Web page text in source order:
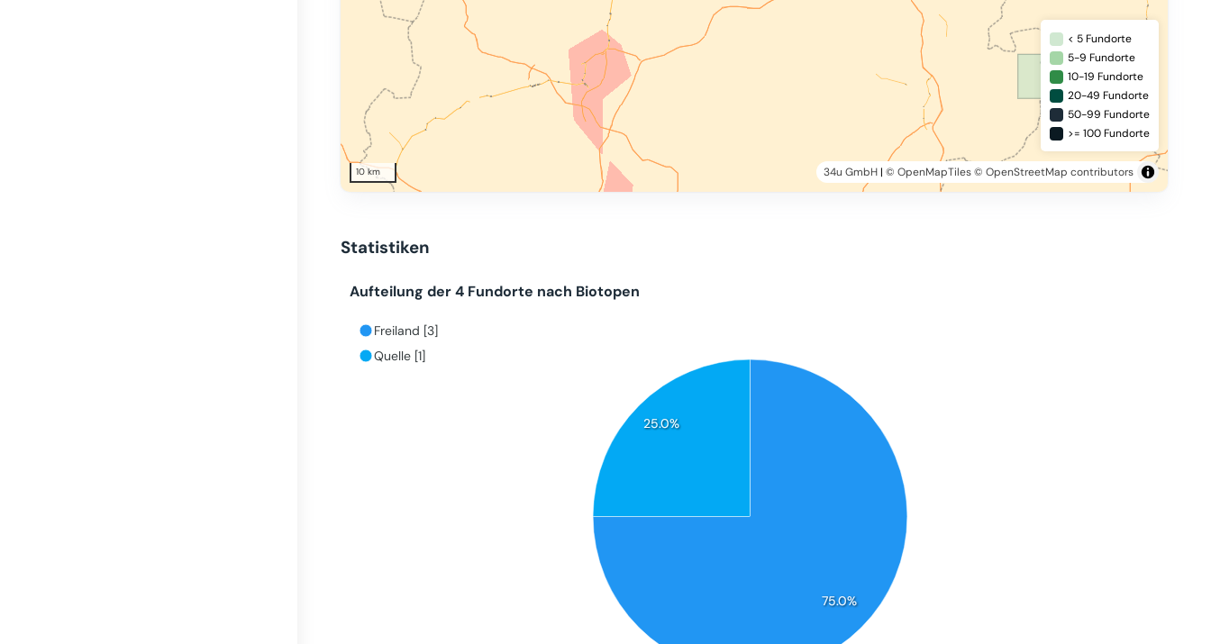
10 km 34u GmbH| © OpenMapTiles© OpenStreetMap contributors
< 5 Fundorte
5-9 Fundorte
10-19 Fundorte
20-49 Fundorte
50-99 Fundorte
>= 100 Fundorte
Statistiken
75.0%
25.0%
Aufteilung der 4 Fundorte nach Biotopen
Freiland [3]
Quelle [1]